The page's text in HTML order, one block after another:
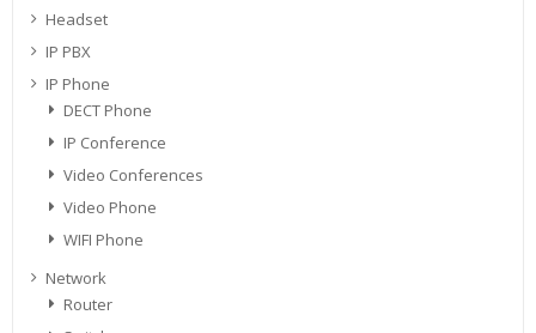
Headset
IP PBX
IP Phone
DECT Phone
IP Conference
Video Conferences
Video Phone
WIFI Phone
Network
Router